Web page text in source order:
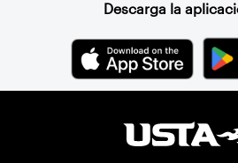
Descarga la